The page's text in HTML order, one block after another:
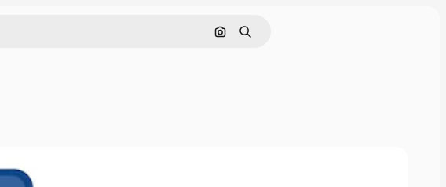
Поиск по изображению
Поиск